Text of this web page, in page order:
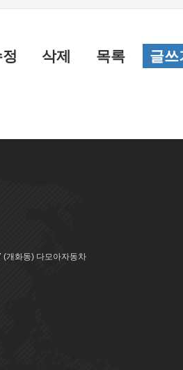
삭제 목록 글쓰
개화동) 다모아자동차